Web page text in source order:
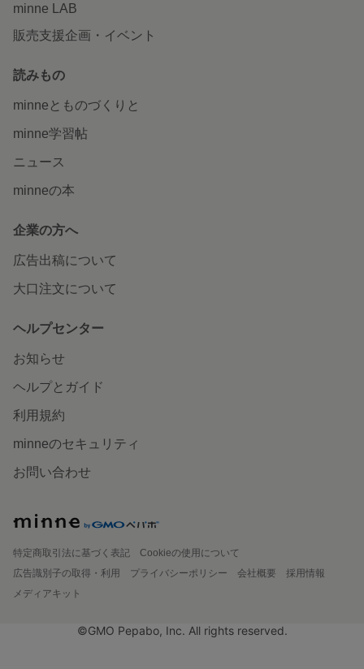
minne LAB
販売支援企画・イベント
読みもの
minneとものづくりと
minne学習帖
ニュース
minneの本
企業の方へ
広告出稿について
大口注文について
ヘルプセンター
お知らせ
ヘルプとガイド
利用規約
minneのセキュリティ
お問い合わせ
特定商取引法に基づく表記
Cookieの使用について
広告識別子の取得・利用
プライバシーポリシー 会社概要
採用情報
メディアキット
©GMO Pepabo, Inc. All rights reserved.